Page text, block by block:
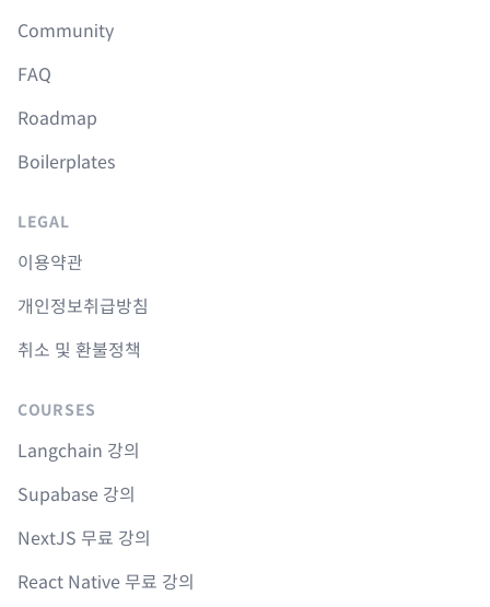
Community
FAQ
Roadmap
Boilerplates
LEGAL
이용약관
개인정보취급방침
취소 및 환불정책
COURSES
Langchain 강의
Supabase 강의
NextJS 무료 강의
React Native 무료 강의